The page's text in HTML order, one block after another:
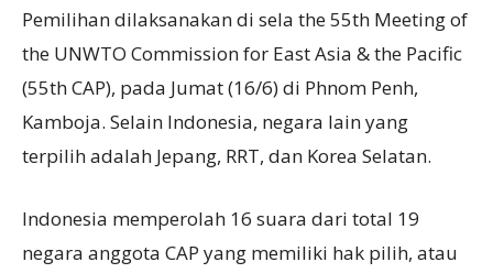
Pemilihan dilaksanakan di sela the 55th Meeting of
the UNWTO Commission for East Asia & the Pacific
(55th CAP), pada Jumat (16/6) di Phnom Penh,
Kamboja. Selain Indonesia, negara lain yang
terpilih adalah Jepang, RRT, dan Korea Selatan.
Indonesia memperolah 16 suara dari total 19
negara anggota CAP yang memiliki hak pilih, atau